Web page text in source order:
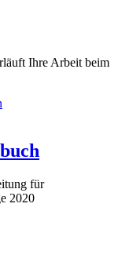
Ihre Arbeit beim
für
2020